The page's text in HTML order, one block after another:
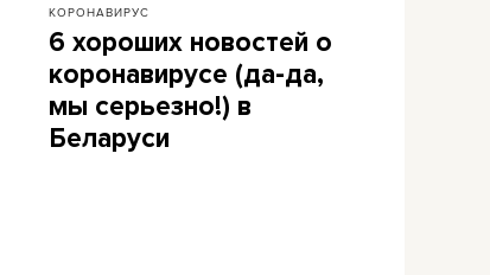
КОРОНАВИРУС
6 хороших новостей о
коронавирусе (да-да,
мы серьезно!) в
Беларуси